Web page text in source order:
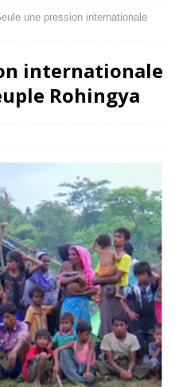
une pression internationale
internationale
Rohingya